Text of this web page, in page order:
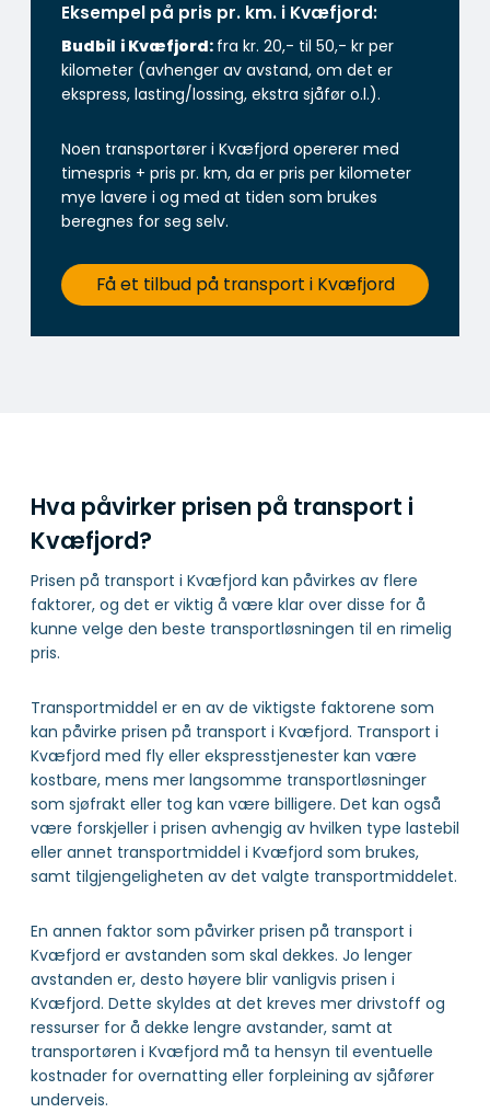
Eksempel på pris pr. km. i Kvæfjord:
Budbil i Kvæfjord: fra kr. 20,- til 50,- kr per
kilometer (avhenger av avstand, om det er
ekspress, lasting/lossing, ekstra sjåfør o.l.).
Noen transportører i Kvæfjord opererer med
timespris + pris pr. km, da er pris per kilometer
mye lavere i og med at tiden som brukes
beregnes for seg selv.
Få et tilbud på transport i Kvæfjord
Hva påvirker prisen på transport i
Kvæfjord?
Prisen på transport i Kvæfjord kan påvirkes av flere
faktorer, og det er viktig å være klar over disse for å
kunne velge den beste transportløsningen til en rimelig
pris.
Transportmiddel er en av de viktigste faktorene som
kan påvirke prisen på transport i Kvæfjord. Transport i
Kvæfjord med fly eller ekspresstjenester kan være
kostbare, mens mer langsomme transportløsninger
som sjøfrakt eller tog kan være billigere. Det kan også
være forskjeller i prisen avhengig av hvilken type lastebil
eller annet transportmiddel i Kvæfjord som brukes,
samt tilgjengeligheten av det valgte transportmiddelet.
En annen faktor som påvirker prisen på transport i
Kvæfjord er avstanden som skal dekkes. Jo lenger
avstanden er, desto høyere blir vanligvis prisen i
Kvæfjord. Dette skyldes at det kreves mer drivstoff og
ressurser for å dekke lengre avstander, samt at
transportøren i Kvæfjord må ta hensyn til eventuelle
kostnader for overnatting eller forpleining av sjåfører
underveis.